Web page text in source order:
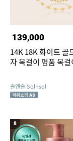
139,000
14K 18K 화이트 골
자 목걸이 명품 목
솔앤솔 Solnsol
8